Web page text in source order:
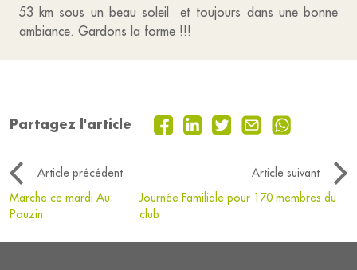
53 km sous un beau soleil et toujours dans une bonne
ambiance. Gardons la forme !!!
Partagez l'article
Article précédent
Article suivant
Marche ce mardi Au
Pouzin
Journée Familiale pour 170 membres du
club